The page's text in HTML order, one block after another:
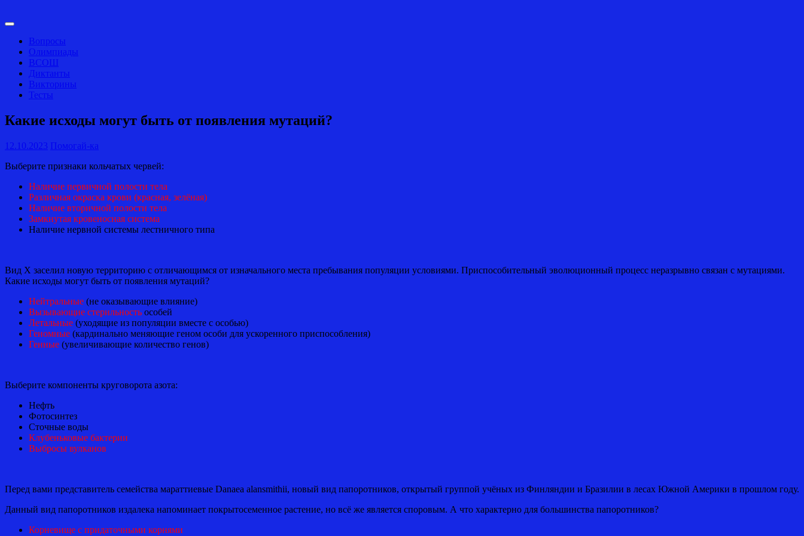
to
Search
Main
Navigation
Вопросы
Олимпиады
ВСОШ
Диктанты
Викторины
Тесты
Search
Какие исходы могут быть от появления мутаций?
12.10.2023 Помогай-ка
Выберите признаки кольчатых червей:
Наличие первичной полости тела
Различная окраска крови (красная, зелёная)
Наличие вторичной полости тела
Замкнутая кровеносная система
Наличие нервной системы лестничного типа
Вид X заселил новую территорию с отличающимся от изначального места пребывания популяции условиями. Приспособительный эволюционный процесс неразрывно связан с мутациями.
Какие исходы могут быть от появления мутаций?
Нейтральные (не оказывающие влияние)
Вызывающие стерильность особей
Летальные (уходящие из популяции вместе с особью)
Геномные (кардинально меняющие геном особи для ускоренного приспособления)
Генные (увеличивающие количество генов)
Выберите компоненты круговорота азота:
Нефть
Фотосинтез
Сточные воды
Клубеньковые бактерии
Выбросы вулканов
Перед вами представитель семейства мараттиевые Danaea alansmithii, новый вид папоротников, открытый группой учёных из Финляндии и Бразилии в лесах Южной Америки в прошлом году.
Данный вид папоротников издалека напоминает покрытосеменное растение, но всё же является споровым. А что характерно для большинства папоротников?
Корневище с придаточными корнями